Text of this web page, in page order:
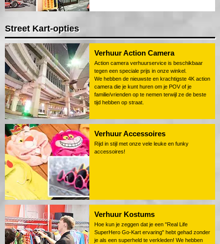
Street Kart-opties
Verhuur Action Camera
Action camera verhuurservice is beschikbaar
tegen een speciale prijs in onze winkel.
We hebben de nieuwste en krachtigste 4K action
camera die je kunt huren om je POV of je
familie/vrienden op te nemen terwijl ze de beste
tijd hebben op straat.
Verhuur Accessoires
Rijd in stijl met onze vele leuke en funky
accessoires!
Verhuur Kostums
Hoe kun je zeggen dat je een "Real Life
SuperHero Go-Kart ervaring" hebt gehad zonder
je als een superheld te verkleden! We hebben